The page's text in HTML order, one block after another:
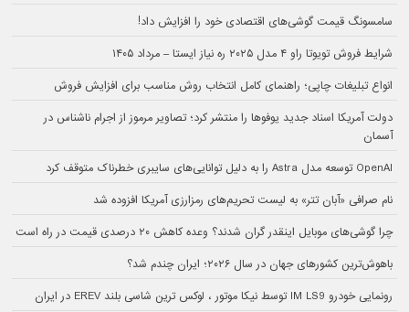
سامسونگ قیمت گوشی‌های اقتصادی خود را افزایش داد!
شرایط فروش تویوتا راو ۴ مدل ۲۰۲۵ ره نیاز ایستا – مرداد ۱۴۰۵
انواع تبلیغات چاپی؛ راهنمای کامل انتخاب روش مناسب برای افزایش فروش
دولت آمریکا اسناد جدید یوفوها را منتشر کرد؛ تصاویر مرموز از اجرام ناشناس در
آسمان
OpenAI توسعه مدل Astra را به دلیل توانایی‌های سایبری خطرناک متوقف کرد
نام صرافی «آبان‌ تتر» به لیست تحریم‌های رمزارزی آمریکا افزوده شد
چرا گوشی‌های موبایل اینقدر گران شدند؟ وعده کاهش ۲۰ درصدی قیمت در راه است
باهوش‌ترین کشورهای جهان در سال ۲۰۲۶؛ ایران چندم شد؟
رونمایی خودرو IM LS9 توسط نیکا موتور ، لوکس ترین شاسی بلند EREV در ایران